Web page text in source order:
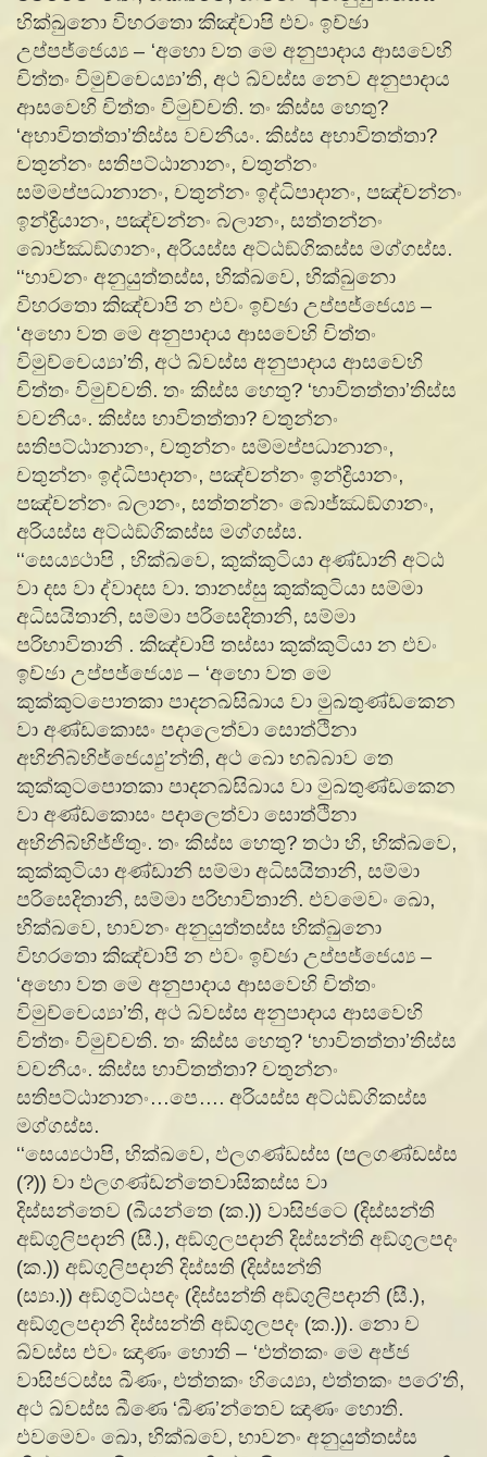
භික්ඛුනො විහරතො කිඤ්චාපි එවං ඉච්ඡා
උප්පජ්ජෙය්‍ය – ‘අහො වත මෙ අනුපාදාය ආසවෙහි
චිත්තං විමුච්චෙය්‍යා’ති, අථ ඛ්වස්ස නෙව අනුපාදාය
ආසවෙහි චිත්තං විමුච්චති. තං කිස්ස හෙතු?
‘අභාවිතත්තා’තිස්ස වචනීයං. කිස්ස අභාවිතත්තා?
චතුන්නං සතිපට්ඨානානං, චතුන්නං
සම්මප්පධානානං, චතුන්නං ඉද්ධිපාදානං, පඤ්චන්නං
ඉන්ද්‍රියානං, පඤ්චන්නං බලානං, සත්තන්නං
බොජ්ඣඞ්ගානං, අරියස්ස අට්ඨඞ්ගිකස්ස මග්ගස්ස.
‘‘භාවනං අනුයුත්තස්ස, භික්ඛවෙ, භික්ඛුනො
විහරතො කිඤ්චාපි න එවං ඉච්ඡා උප්පජ්ජෙය්‍ය –
‘අහො වත මෙ අනුපාදාය ආසවෙහි චිත්තං
විමුච්චෙය්‍යා’ති, අථ ඛ්වස්ස අනුපාදාය ආසවෙහි
චිත්තං විමුච්චති. තං කිස්ස හෙතු? ‘භාවිතත්තා’තිස්ස
වචනීයං. කිස්ස භාවිතත්තා? චතුන්නං
සතිපට්ඨානානං, චතුන්නං සම්මප්පධානානං,
චතුන්නං ඉද්ධිපාදානං, පඤ්චන්නං ඉන්ද්‍රියානං,
පඤ්චන්නං බලානං, සත්තන්නං බොජ්ඣඞ්ගානං,
අරියස්ස අට්ඨඞ්ගිකස්ස මග්ගස්ස.
‘‘සෙය්‍යථාපි , භික්ඛවෙ, කුක්කුටියා අණ්ඩානි අට්ඨ
වා දස වා ද්වාදස වා. තානස්සු කුක්කුටියා සම්මා
අධිසයිතානි, සම්මා පරිසෙදිතානි, සම්මා
පරිභාවිතානි . කිඤ්චාපි තස්සා කුක්කුටියා න එවං
ඉච්ඡා උප්පජ්ජෙය්‍ය – ‘අහො වත මෙ
කුක්කුටපොතකා පාදනඛසිඛාය වා මුඛතුණ්ඩකෙන
වා අණ්ඩකොසං පදාලෙත්වා සොත්ථිනා
අභිනිබ්භිජ්ජෙය්‍යු’න්ති, අථ ඛො භබ්බාව තෙ
කුක්කුටපොතකා පාදනඛසිඛාය වා මුඛතුණ්ඩකෙන
වා අණ්ඩකොසං පදාලෙත්වා සොත්ථිනා
අභිනිබ්භිජ්ජිතුං. තං කිස්ස හෙතු? තථා හි, භික්ඛවෙ,
කුක්කුටියා අණ්ඩානි සම්මා අධිසයිතානි, සම්මා
පරිසෙදිතානි, සම්මා පරිභාවිතානි. එවමෙවං ඛො,
භික්ඛවෙ, භාවනං අනුයුත්තස්ස භික්ඛුනො
විහරතො කිඤ්චාපි න එවං ඉච්ඡා උප්පජ්ජෙය්‍ය –
‘අහො වත මෙ අනුපාදාය ආසවෙහි චිත්තං
විමුච්චෙය්‍යා’ති, අථ ඛ්වස්ස අනුපාදාය ආසවෙහි
චිත්තං විමුච්චති. තං කිස්ස හෙතු? ‘භාවිතත්තා’තිස්ස
වචනීයං. කිස්ස භාවිතත්තා? චතුන්නං
සතිපට්ඨානානං…පෙ…. අරියස්ස අට්ඨඞ්ගිකස්ස
මග්ගස්ස.
‘‘සෙය්‍යථාපි, භික්ඛවෙ, ඵලගණ්ඩස්ස (පලගණ්ඩස්ස
(?)) වා ඵලගණ්ඩන්තෙවාසිකස්ස වා
දිස්සන්තෙව (ඛීයන්තෙ (ක.)) වාසිජටෙ (දිස්සන්ති
අඞ්ගුලිපදානි (සී.), අඞ්ගුලපදානි දිස්සන්ති අඞ්ගුලපදං
(ක.)) අඞ්ගුලිපදානි දිස්සති (දිස්සන්ති
(ස්‍යා.)) අඞ්ගුට්ඨපදං (දිස්සන්ති අඞ්ගුලිපදානි (සී.),
අඞ්ගුලපදානි දිස්සන්ති අඞ්ගුලපදං (ක.)). නො ච
ඛ්වස්ස එවං ඤාණං හොති – ‘එත්තකං මෙ අජ්ජ
වාසිජටස්ස ඛීණං, එත්තකං හිය්‍යො, එත්තකං පරෙ’ති,
අථ ඛ්වස්ස ඛීණෙ ‘ඛීණ’න්තෙව ඤාණං හොති.
එවමෙවං ඛො, භික්ඛවෙ, භාවනං අනුයුත්තස්ස